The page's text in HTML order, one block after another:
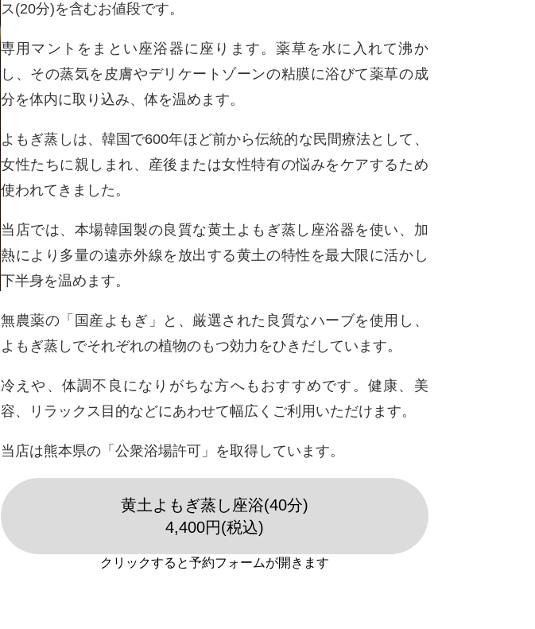
ス(20分)を含むお値段です。
専用マントをまとい座浴器に座ります。薬草を水に入れて沸か
し、その蒸気を皮膚やデリケートゾーンの粘膜に浴びて薬草の成
分を体内に取り込み、体を温めます。
よもぎ蒸しは、韓国で600年ほど前から伝統的な民間療法として、
女性たちに親しまれ、産後または女性特有の悩みをケアするため
使われてきました。
当店では、本場韓国製の良質な黄土よもぎ蒸し座浴器を使い、加
熱により多量の遠赤外線を放出する黄土の特性を最大限に活かし
下半身を温めます。
無農薬の「国産よもぎ」と、厳選された良質なハーブを使用し、
よもぎ蒸しでそれぞれの植物のもつ効力をひきだしています。
冷えや、体調不良になりがちな方へもおすすめです。健康、美
容、リラックス目的などにあわせて幅広くご利用いただけます。
当店は熊本県の「公衆浴場許可」を取得しています。
黄土よもぎ蒸し座浴(40分)
4,400円(税込)